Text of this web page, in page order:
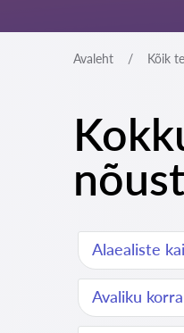
Avaleht Kõik
Alaealiste
Avaliku